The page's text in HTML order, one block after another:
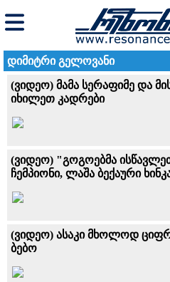
დიმიტრი გელოვანი
(ვიდეო) მამა სერაფიმე და
იხილეთ კადრები
(ვიდეო) "გოგოებმა
ჩემპიონი, ლაშა ბექაური
(ვიდეო) ასაკი მხოლოდ
ბებო